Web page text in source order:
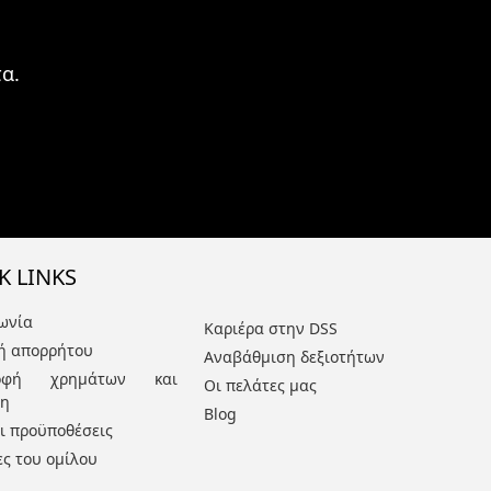
LINKS
απορρήτου
χρημάτων και
προϋποθέσεις
του ομίλου
Καριέρα στην DSS
Αναβάθμιση δεξιοτήτων
Οι πελάτες μας
Blog